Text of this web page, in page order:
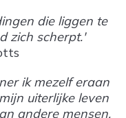
die liggen te
zich scherpt.'
ik mezelf eraan
uiterlijke leven
andere mensen,